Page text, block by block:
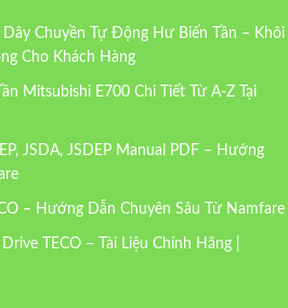
Chuyền Tự Động Hư Biến Tần – Khôi
Cho Khách Hàng
Mitsubishi E700 Chi Tiết Từ A-Z Tại
JSDA, JSDEP Manual PDF – Hướng
– Hướng Dẫn Chuyên Sâu Từ Namfare
TECO – Tài Liệu Chính Hãng |